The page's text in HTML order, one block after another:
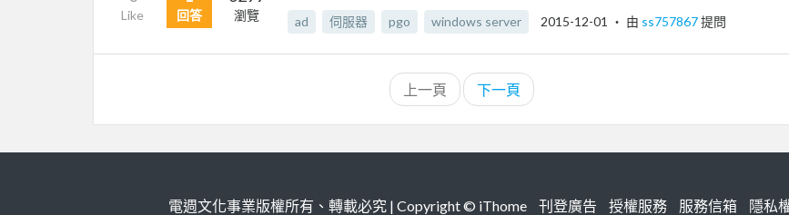
Like 回答 瀏覽 ad 伺服器 pgo windows server 2015-12-01 ‧ 由 ss757867提問
上一頁 下一頁
電週文化事業版權所有、轉載必究 | Copyright © iThome 刊登廣告 授權服務 服務信箱 隱私